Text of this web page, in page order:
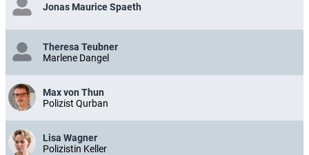
Jonas Maurice Spaeth
Theresa Teubner
Marlene Dangel
Max von Thun
Polizist Qurban
Lisa Wagner
Polizistin Keller